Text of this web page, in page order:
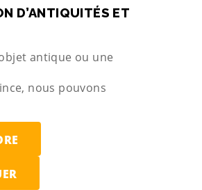
D’ANTIQUITÉS ET
antique ou une
nous pouvons